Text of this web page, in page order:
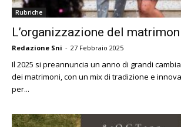
Rubriche
L’organizzazione del
Redazione Sni - 27 Febbraio 2025
Il 2025 si preannuncia un anno di grandi
dei matrimoni, con un mix di tradizione e
per...